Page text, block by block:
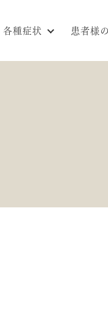
各種症状 患者様